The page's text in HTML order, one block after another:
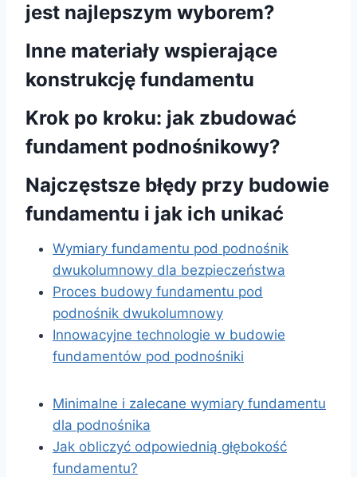
jest najlepszym wyborem?
Inne materiały wspierające
konstrukcję fundamentu
Krok po kroku: jak zbudować
fundament podnośnikowy?
Najczęstsze błędy przy budowie
fundamentu i jak ich unikać
Wymiary fundamentu pod podnośnik
dwukolumnowy dla bezpieczeństwa
Proces budowy fundamentu pod
podnośnik dwukolumnowy
Innowacyjne technologie w budowie
fundamentów pod podnośniki
Minimalne i zalecane wymiary fundamentu
dla podnośnika
Jak obliczyć odpowiednią głębokość
fundamentu?